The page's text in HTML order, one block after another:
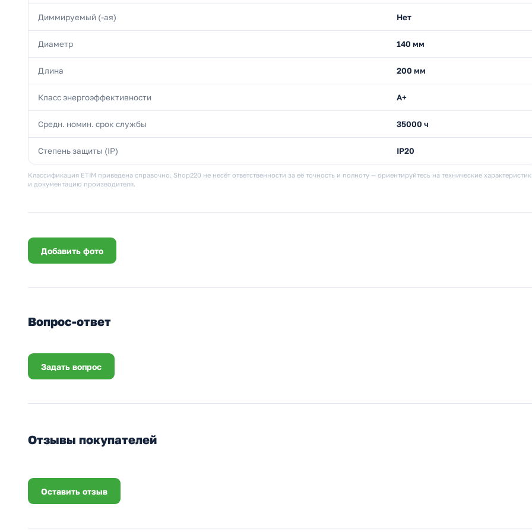
Диммируемый (-ая) Нет
Диаметр 140 мм
Длина 200 мм
Класс энергоэффективности A+
Средн. номин. срок службы 35000 ч
Степень защиты (IP) IP20
Классификация ETIM приведена справочно. Shop220 не несёт ответственности за её точность и полноту — ориентируйтесь на технические
и документацию производителя.
Добавить фото
Вопрос-ответ
Задать вопрос
Отзывы покупателей
Оставить отзыв